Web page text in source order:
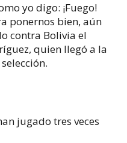
yo digo: ¡Fuego!
ponernos bien, aún
contra Bolivia el
quien llegó a la
jugado tres veces